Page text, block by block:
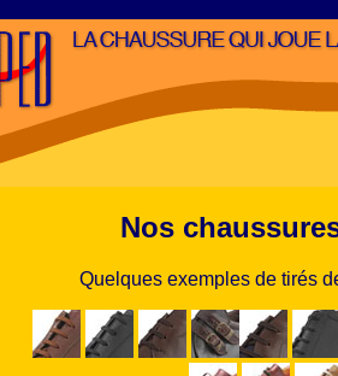
Nos
Quelques exemples de tirés